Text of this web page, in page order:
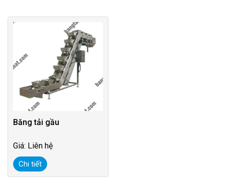
Băng tải gầu
Giá: Liên hệ
Chi tiết